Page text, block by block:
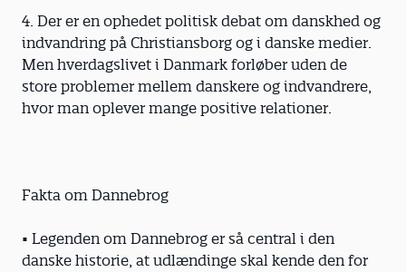
4. Der er en ophedet politisk debat om danskhed og
indvandring på Christiansborg og i danske medier.
Men hverdagslivet i Danmark forløber uden de
store problemer mellem danskere og indvandrere,
hvor man oplever mange positive relationer.
Fakta om Dannebrog
• Legenden om Dannebrog er så central i den
danske historie, at udlændinge skal kende den for